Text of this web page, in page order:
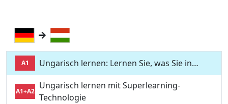
A1 Ungarisch lernen: Lernen Sie, was Sie in…
A1+A2
Ungarisch lernen mit Superlearning-
Technologie